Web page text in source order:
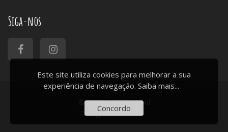
Siga-nos
© 2026 - Kalma Soul
Design: ArtChiado
Este site utiliza cookies para melhorar a sua
experiência de navegação. Saiba mais...
Concordo